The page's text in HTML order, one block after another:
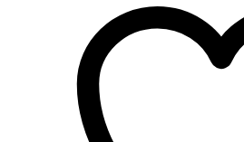
–
250,00 ₽